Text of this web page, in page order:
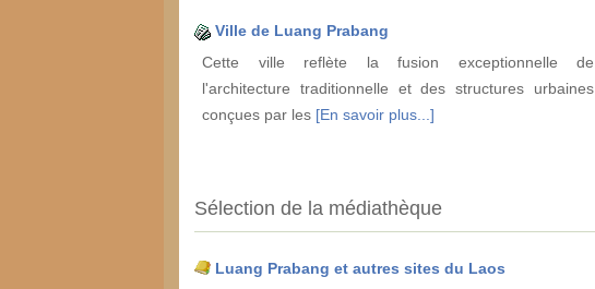
Ville de Luang Prabang
Cette ville reflète la fusion exceptionnelle de
l'architecture traditionnelle et des structures urbaines
conçues par les [En savoir plus...]
Sélection de la médiathèque
Luang Prabang et autres sites du Laos